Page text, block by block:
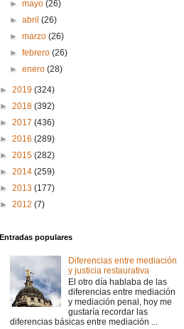
►mayo(26)
►abril(26)
►marzo(26)
►febrero(26)
►enero(28)
► 2019 (324)
► 2018 (392)
► 2017 (436)
► 2016 (289)
► 2015 (282)
► 2014 (259)
► 2013 (177)
► 2012 (7)
Entradas populares
Diferencias entre mediación
y justicia restaurativa
El otro día hablaba de las
diferencias entre mediación
y mediación penal, hoy me
gustaría recordar las
diferencias básicas entre mediación ...